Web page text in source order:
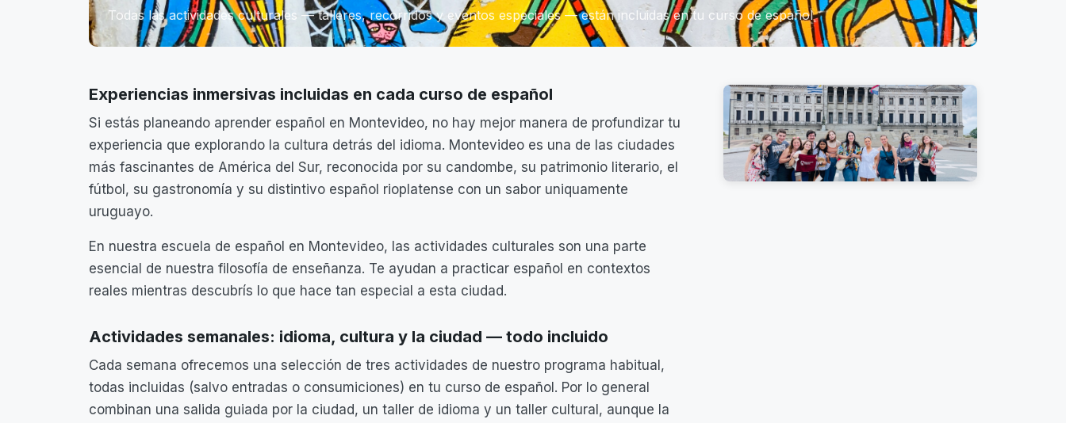
Todas las actividades culturales — talleres, recorridos y eventos especiales — están incluidas en tu curso de español
Experiencias inmersivas incluidas en cada curso de español
Si estás planeando aprender español en Montevideo, no hay mejor manera de profundizar tu
experiencia que explorando la cultura detrás del idioma. Montevideo es una de las ciudades
más fascinantes de América del Sur, reconocida por su candombe, su patrimonio literario, el
fútbol, su gastronomía y su distintivo español rioplatense con un sabor uniquamente
uruguayo.
En nuestra escuela de español en Montevideo, las actividades culturales son una parte
esencial de nuestra filosofía de enseñanza. Te ayudan a practicar español en contextos
reales mientras descubrís lo que hace tan especial a esta ciudad.
Actividades semanales: idioma, cultura y la ciudad — todo incluido
Cada semana ofrecemos una selección de tres actividades de nuestro programa habitual,
todas incluidas (salvo entradas o consumiciones) en tu curso de español. Por lo general
combinan una salida guiada por la ciudad, un taller de idioma y un taller cultural, aunque la